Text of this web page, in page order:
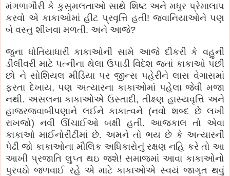
મંગળાગૌરી કે કુસુમલતાઓ સાથે શિષ્ટ અને મધુર પ્રેમાલાપ
કરવો એ કાકાઓમાં હીટ પ્રવૃત્તિ હતી! જવાનિયાઓને પણ
બે વસ્તુ શીખવા મળતી. અને આજે?
જુના ધોતિયાધારી કાકાઓની સામે આજે દીકરી કે વહુની
ડીલીવરી માટે પત્નીના થેલા ઉપાડી વિદેશ જતાં કાકાઓ પછી
છો ને સોશિયલ મીડિયા પર જીન્સ પહેરીને લાસ વેગાસમાં
ફરતા દેખાય, પણ અત્યારના કાકાઓમાં પહેલા જેવી મજા
નથી. અસલના કાકાઓએ ઉસ્તાદી, તીક્ષ્ણ હાસ્યવૃત્તિ અને
હાજરજવાબીપણાને લઈને કાકાત્વને (નવો શબ્દ છે લખી
રાખજો) નવી ઊંચાઈઓ બક્ષી હતી. આજકાલ તો એવા
કાકાઓ માઈનોરીટીમાં છે. અમને તો ભય છે કે અત્યારની
પેઢી જો કાકાઓના મૌલિક અધિકારોનું રક્ષણ નહિ કરે તો આ
આખી પ્રજાતિ લુપ્ત થઇ જશે! સમાજમાં આવા કાકાઓનો
પુરવઠો જળવાઈ રહે એ માટે કાકાઓએ સ્વયં જાગૃત થવું